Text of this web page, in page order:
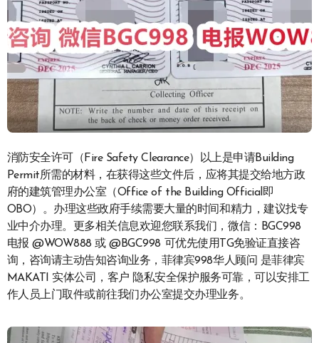
消防安全许可（Fire Safety Clearance）以上是申请Building
Permit所需的材料，在获得这些文件后，应将其提交给地方政
府的建筑管理办公室（Office of the Building Official即
OBO）。办理这些政府手续需要大量的时间和精力，建议找专
业中介办理。更多相关信息欢迎您联系我们，微信：BGC998
电报 @WOW888 或 @BGC998 可优先使用TG免验证直接咨
询，咨询请主动告知咨询业务，菲律宾998华人顾问 是菲律宾
MAKATI 实体公司，客户 隐私安全保护服务可靠，可以安排工
作人员上门取件或前往我们办公室提交办理业务。